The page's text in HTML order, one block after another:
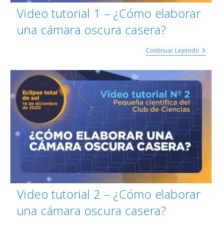
Video tutorial 1 – ¿Cómo elaborar
una cámara oscura casera?
Continuar Leyendo
Video tutorial 2 – ¿Cómo elaborar
una cámara oscura casera?